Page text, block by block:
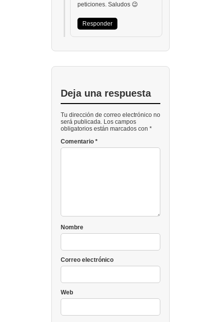
peticiones. Saludos 😉
Responder
Deja una respuesta
Tu dirección de correo electrónico no
será publicada. Los campos
obligatorios están marcados con *
Comentario *
Nombre
Correo electrónico
Web